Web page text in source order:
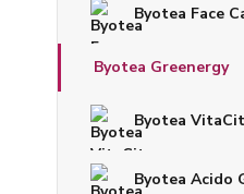
Byotea Face
Byotea Greenergy
Byotea
Byotea Acido